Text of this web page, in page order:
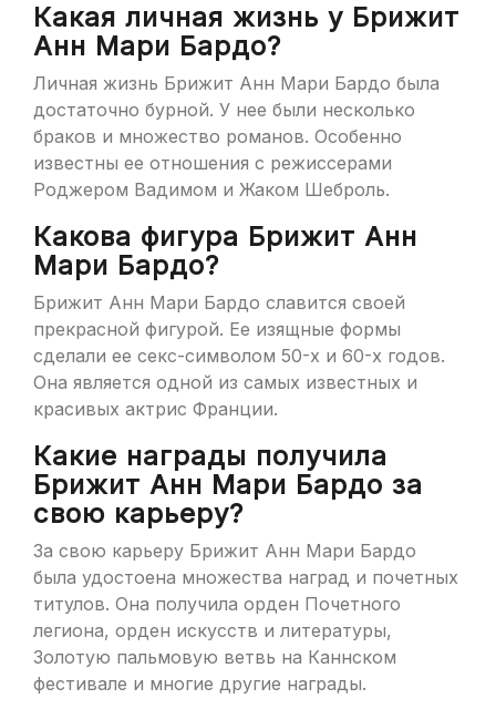
Какая личная жизнь у Брижит
Анн Мари Бардо?
Личная жизнь Брижит Анн Мари Бардо была
достаточно бурной. У нее были несколько
браков и множество романов. Особенно
известны ее отношения с режиссерами
Роджером Вадимом и Жаком Шеброль.
Какова фигура Брижит Анн
Мари Бардо?
Брижит Анн Мари Бардо славится своей
прекрасной фигурой. Ее изящные формы
сделали ее секс-символом 50-х и 60-х годов.
Она является одной из самых известных и
красивых актрис Франции.
Какие награды получила
Брижит Анн Мари Бардо за
свою карьеру?
За свою карьеру Брижит Анн Мари Бардо
была удостоена множества наград и почетных
титулов. Она получила орден Почетного
легиона, орден искусств и литературы,
Золотую пальмовую ветвь на Каннском
фестивале и многие другие награды.